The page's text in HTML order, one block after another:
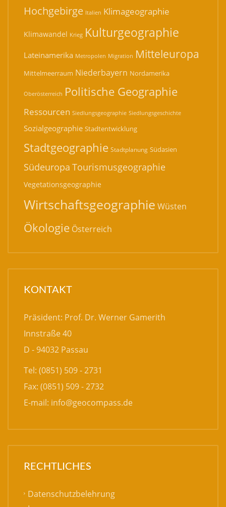
Hochgebirge Italien Klimageographie
Klimawandel Krieg Kulturgeographie
Lateinamerika Metropolen Migration Mitteleuropa
Mittelmeerraum Niederbayern Nordamerika
Oberösterreich Politische Geographie
Ressourcen Siedlungsgeographie Siedlungsgeschichte
Sozialgeographie Stadtentwicklung
Stadtgeographie Stadtplanung Südasien
Südeuropa Tourismusgeographie
Vegetationsgeographie
Wirtschaftsgeographie Wüsten
Ökologie Österreich
KONTAKT
Präsident: Prof. Dr. Werner Gamerith
Innstraße 40
D - 94032 Passau
Tel: (0851) 509 - 2731
Fax: (0851) 509 - 2732
E-mail: info@geocompass.de
RECHTLICHES
Datenschutzbelehrung